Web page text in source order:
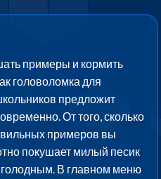
примеры и кормить
головоломка для
предложит
От того, сколько
примеров вы
покушает милый песик
голодным. В главном меню